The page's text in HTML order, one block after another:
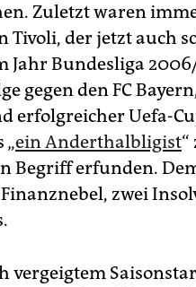
Zuletzt waren
der jetzt auch
Jahr Bundesliga
gegen den FC
erfolgreicher Uefa-
„ein Anderthalbligist“
Begriff erfunden.
zwei
vergeigtem